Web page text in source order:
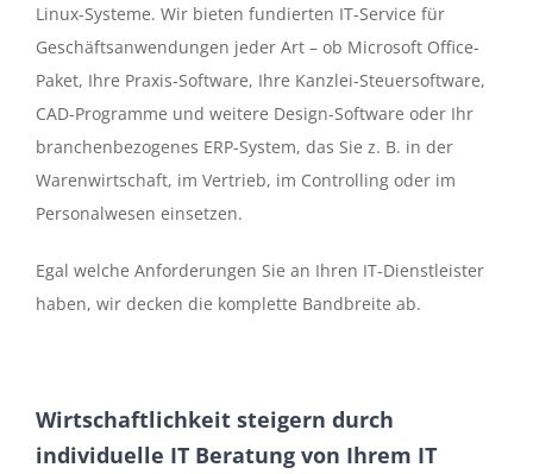
Linux-Systeme. Wir bieten fundierten IT-Service für
Geschäftsanwendungen jeder Art – ob Microsoft Office-
Paket, Ihre Praxis-Software, Ihre Kanzlei-Steuersoftware,
CAD-Programme und weitere Design-Software oder Ihr
branchenbezogenes ERP-System, das Sie z. B. in der
Warenwirtschaft, im Vertrieb, im Controlling oder im
Personalwesen einsetzen.
Egal welche Anforderungen Sie an Ihren IT-Dienstleister
haben, wir decken die komplette Bandbreite ab.
Wirtschaftlichkeit steigern durch
individuelle IT Beratung von Ihrem IT